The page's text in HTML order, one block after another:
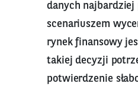
danych najbardziej
scenariuszem
rynek finansowy
takiej decyzji
potwierdzenie